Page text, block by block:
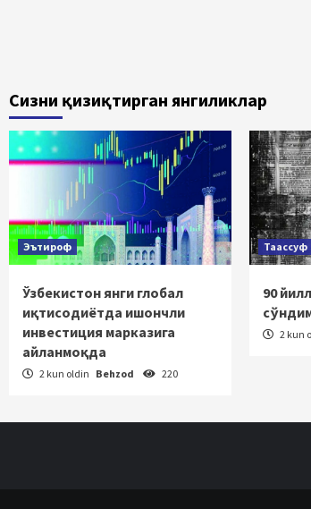
Сизни қизиқтирган янгиликлар
Эътироф
Ўзбекистон янги глобал
иқтисодиётда ишончли
инвестиция марказига
айланмоқда
2 kun oldin Behzod 220
Таассуф
90
2 kun